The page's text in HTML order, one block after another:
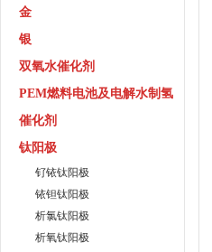
金
银
双氧水催化剂
PEM燃料电池及电解水制氢
催化剂
钛阳极
钌铱钛阳极
铱钽钛阳极
析氯钛阳极
析氧钛阳极